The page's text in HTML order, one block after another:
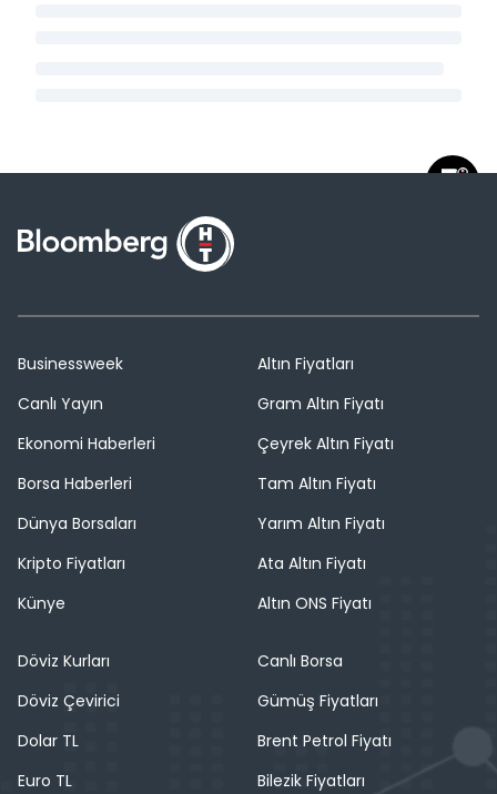
Businessweek
Canlı Yayın
Ekonomi Haberleri
Borsa Haberleri
Dünya Borsaları
Kripto Fiyatları
Künye
Altın Fiyatları
Gram Altın Fiyatı
Çeyrek Altın Fiyatı
Tam Altın Fiyatı
Yarım Altın Fiyatı
Ata Altın Fiyatı
Altın ONS Fiyatı
Döviz Kurları
Döviz Çevirici
Dolar TL
Euro TL
Canlı Borsa
Gümüş Fiyatları
Brent Petrol Fiyatı
Bilezik Fiyatları